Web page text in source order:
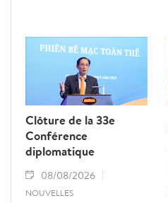
Clôture de la 33e
Conférence
diplomatique
08/08/2026
NOUVELLES